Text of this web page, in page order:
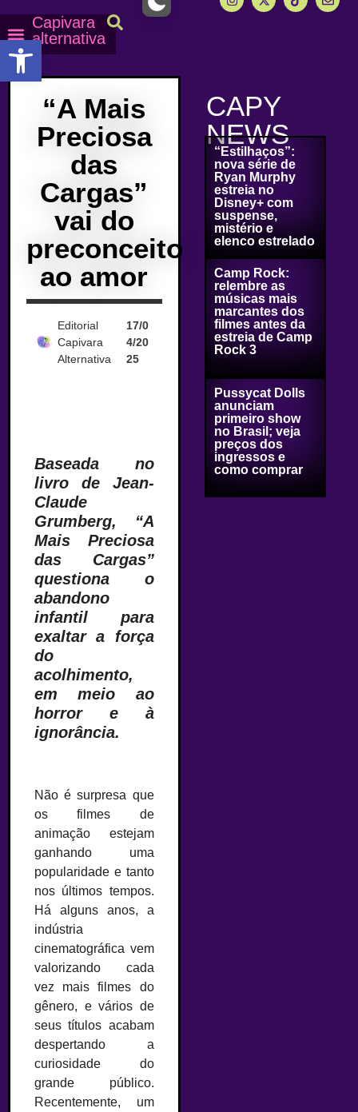
Capivara
alternativa
“A Mais
Preciosa
das
Cargas”
vai do
preconceito
ao amor
Editorial
Capivara
Alternativa
17/0
4/20
25
Baseada no
livro de Jean-
Claude
Grumberg, “A
Mais Preciosa
das Cargas”
questiona o
abandono
infantil para
exaltar a força
do
acolhimento,
em meio ao
horror e à
ignorância.
Não é surpresa que
os filmes de
animação estejam
ganhando uma
popularidade e tanto
nos últimos tempos.
Há alguns anos, a
indústria
cinematográfica vem
valorizando cada
vez mais filmes do
gênero, e vários de
seus títulos acabam
despertando a
curiosidade do
grande público.
Recentemente, um
CAPY
NEWS
“Estilhaços”:
nova série de
Ryan Murphy
estreia no
Disney+ com
suspense,
mistério e
elenco estrelado
Camp Rock:
relembre as
músicas mais
marcantes dos
filmes antes da
estreia de Camp
Rock 3
Pussycat Dolls
anunciam
primeiro show
no Brasil; veja
preços dos
ingressos e
como comprar
Abrir a barra de ferramentas